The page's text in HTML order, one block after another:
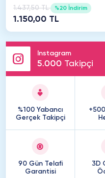
1.437,50 TL %20 İndirim
1.150,00 TL
Instagram
5.000 Takipçi
%100 Yabancı
Gerçek Takipçi
90 Gün Telafi
Garantisi
3D